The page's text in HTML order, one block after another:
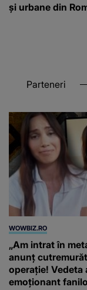
și urbane din
Parteneri
WOWBIZ.RO
„Am intrat în
anunț
operație! Vedeta
emoționant